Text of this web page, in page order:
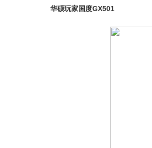
华硕玩家国度GX501